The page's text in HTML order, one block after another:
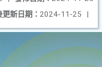
更新日期： 2024-11-25 |